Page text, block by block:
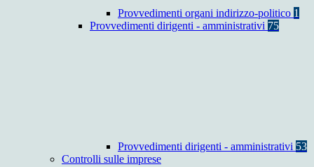
Provvedimenti organi indirizzo-politico 1
Provvedimenti dirigenti - amministrativi 75
Provvedimenti dirigenti - amministrativi 53
Controlli sulle imprese